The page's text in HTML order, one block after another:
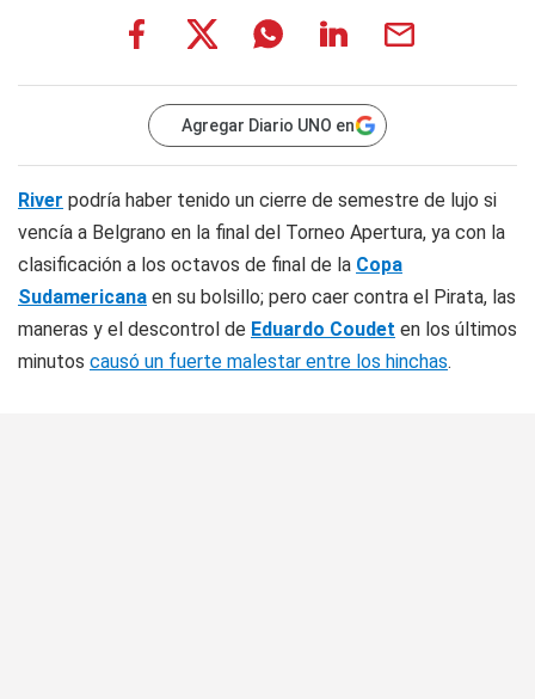
Agregar Diario UNO en
River podría haber tenido un cierre de semestre de lujo si
vencía a Belgrano en la final del Torneo Apertura, ya con la
clasificación a los octavos de final de la Copa
Sudamericana en su bolsillo; pero caer contra el Pirata, las
maneras y el descontrol de Eduardo Coudet en los últimos
minutos causó un fuerte malestar entre los hinchas.